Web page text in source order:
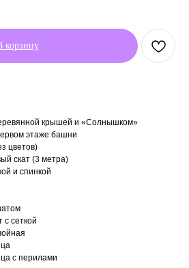
корзину
крышей и «Солнышком»
этаже башни
цветов)
скат (3 метра)
и спинкой
с сеткой
с перилами